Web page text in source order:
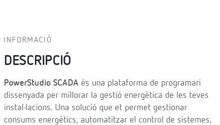
INFORMACIÓ
DESCRIPCIÓ
PowerStudio SCADA és una plataforma de programari
dissenyada per millorar la gestió energètica de les teves
instal·lacions. Una solució que et permet gestionar
consums energètics, automatitzar el control de sistemes,